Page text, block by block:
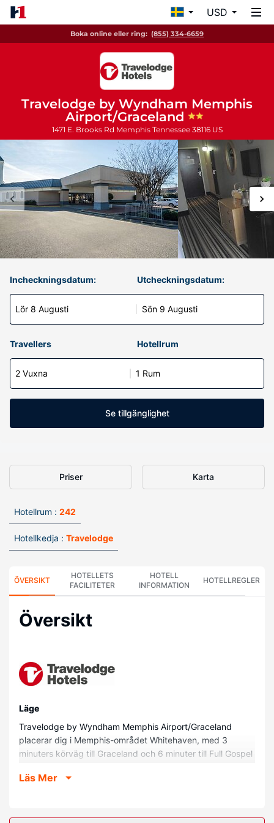
USD
Boka online eller ring: (855) 334-6659
Travelodge by Wyndham Memphis
Airport/Graceland
1471 E. Brooks Rd Memphis Tennessee 38116 US
Incheckningsdatum:
Lör 8 Augusti
Utcheckningsdatum:
Sön 9 Augusti
Travellers Hotellrum
2 Vuxna 1 Rum
Se tillgänglighet
Priser Karta
Hotellrum : 242
Hotellkedja : Travelodge
ÖVERSIKT
HOTELLETS
FACILITETER
HOTELL
INFORMATION
HOTELLREGLER
Översikt
Läge
Travelodge by Wyndham Memphis Airport/Graceland
placerar dig i Memphis-området Whitehaven, med 3
minuters körväg till Graceland och 6 minuter till Full Gospel
Museum of American Soul Music och 10,7 km från Sun
Läs Mer